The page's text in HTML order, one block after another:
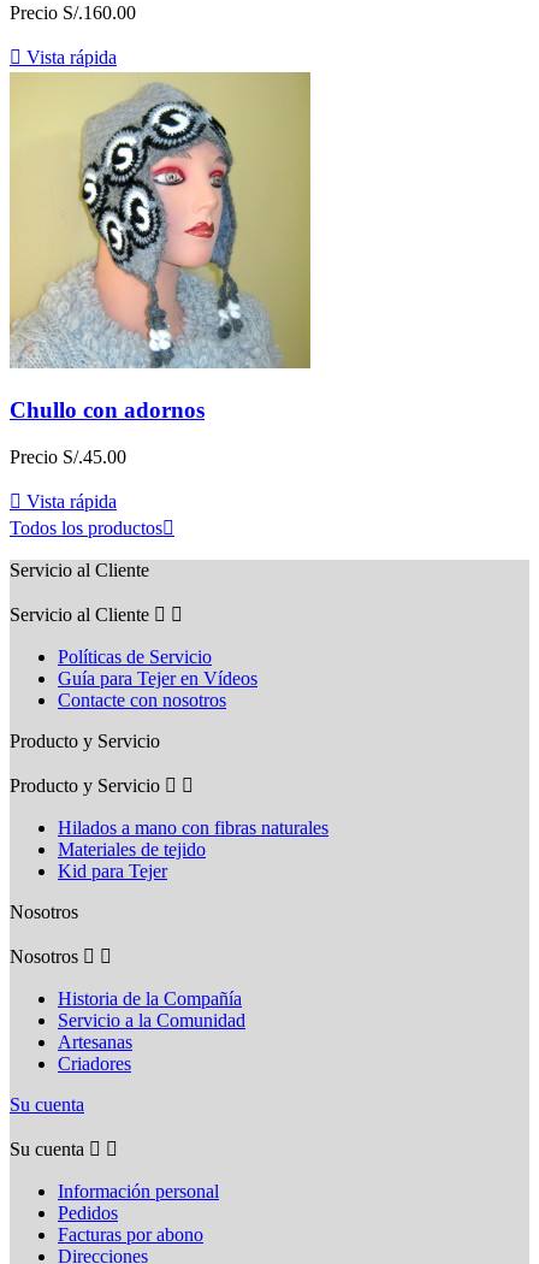
Precio S/.160.00
 Vista rápida
Chullo con adornos
Precio S/.45.00
 Vista rápida
Todos los productos
Servicio al Cliente
Servicio al Cliente  
Políticas de Servicio
Guía para Tejer en Vídeos
Contacte con nosotros
Producto y Servicio
Producto y Servicio  
Hilados a mano con fibras naturales
Materiales de tejido
Kid para Tejer
Nosotros
Nosotros  
Historia de la Compañía
Servicio a la Comunidad
Artesanas
Criadores
Su cuenta
Su cuenta  
Información personal
Pedidos
Facturas por abono
Direcciones